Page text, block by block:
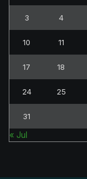
3 4
10 11
17 18
24 25
31
« Jul